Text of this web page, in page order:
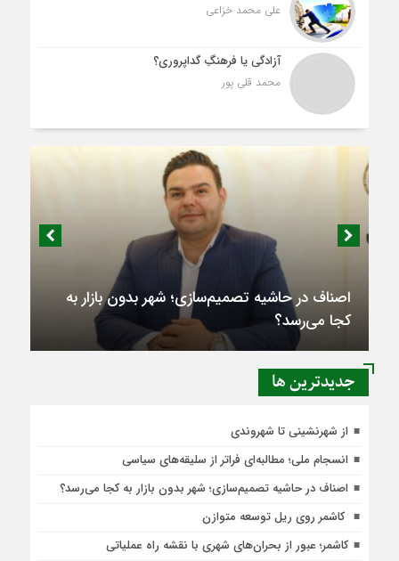
علی محمد خزاعی
آزادگی یا فرهنگِ گداپروری؟
محمد قلی پور
اصناف در حاشیه تصمیم‌سازی؛ شهر بدون بازار به
کجا می‌رسد؟
جديدترين ها
از شهرنشینی تا شهروندی
انسجام ملی؛ مطالبه‌ای فراتر از سلیقه‌های سیاسی
اصناف در حاشیه تصمیم‌سازی؛ شهر بدون بازار به کجا می‌رسد؟
کاشمر روی ریل توسعه متوازن
کاشمر؛ عبور از بحران‌های شهری با نقشه راه عملیاتی